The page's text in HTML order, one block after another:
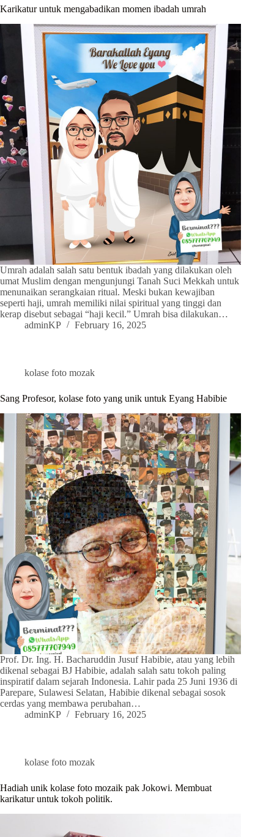
Karikatur untuk mengabadikan momen ibadah umrah
Umrah adalah salah satu bentuk ibadah yang dilakukan oleh
umat Muslim dengan mengunjungi Tanah Suci Mekkah untuk
menunaikan serangkaian ritual. Meski bukan kewajiban
seperti haji, umrah memiliki nilai spiritual yang tinggi dan
kerap disebut sebagai “haji kecil.” Umrah bisa dilakukan…
adminKP
February 16, 2025
kolase foto mozak
Sang Profesor, kolase foto yang unik untuk Eyang Habibie
Prof. Dr. Ing. H. Bacharuddin Jusuf Habibie, atau yang lebih
dikenal sebagai BJ Habibie, adalah salah satu tokoh paling
inspiratif dalam sejarah Indonesia. Lahir pada 25 Juni 1936 di
Parepare, Sulawesi Selatan, Habibie dikenal sebagai sosok
cerdas yang membawa perubahan…
adminKP
February 16, 2025
kolase foto mozak
Hadiah unik kolase foto mozaik pak Jokowi. Membuat
karikatur untuk tokoh politik.